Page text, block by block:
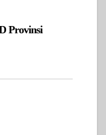
Provinsi